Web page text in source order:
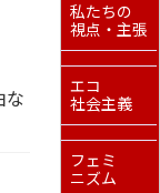
な
私たちの
視点・主張
エコ
社会主義
フェミ
ニズム